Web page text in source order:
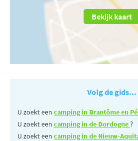
Bekijk kaart
Volg de gids...
U zoekt een camping in Brantôme en
U zoekt een camping in de Dordogne?
U zoekt een camping in de Nieuw-